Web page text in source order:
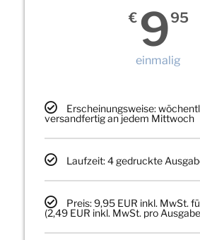
€ 995
einmalig
Erscheinungsweise:
versandfertig an jedem Mittwoch
Laufzeit: 4 gedruckte
Preis: 9,95 EUR inkl. MwSt.
(2,49 EUR inkl. MwSt. pro